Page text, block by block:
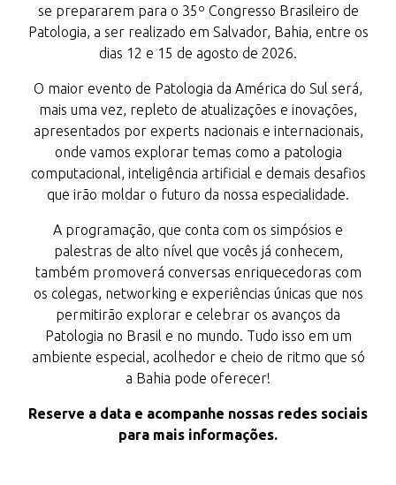
se prepararem para o 35º Congresso Brasileiro de
Patologia, a ser realizado em Salvador, Bahia, entre os
dias 12 e 15 de agosto de 2026.
O maior evento de Patologia da América do Sul será,
mais uma vez, repleto de atualizações e inovações,
apresentados por experts nacionais e internacionais,
onde vamos explorar temas como a patologia
computacional, inteligência artificial e demais desafios
que irão moldar o futuro da nossa especialidade.
A programação, que conta com os simpósios e
palestras de alto nível que vocês já conhecem,
também promoverá conversas enriquecedoras com
os colegas, networking e experiências únicas que nos
permitirão explorar e celebrar os avanços da
Patologia no Brasil e no mundo. Tudo isso em um
ambiente especial, acolhedor e cheio de ritmo que só
a Bahia pode oferecer!
Reserve a data e acompanhe nossas redes sociais
para mais informações.